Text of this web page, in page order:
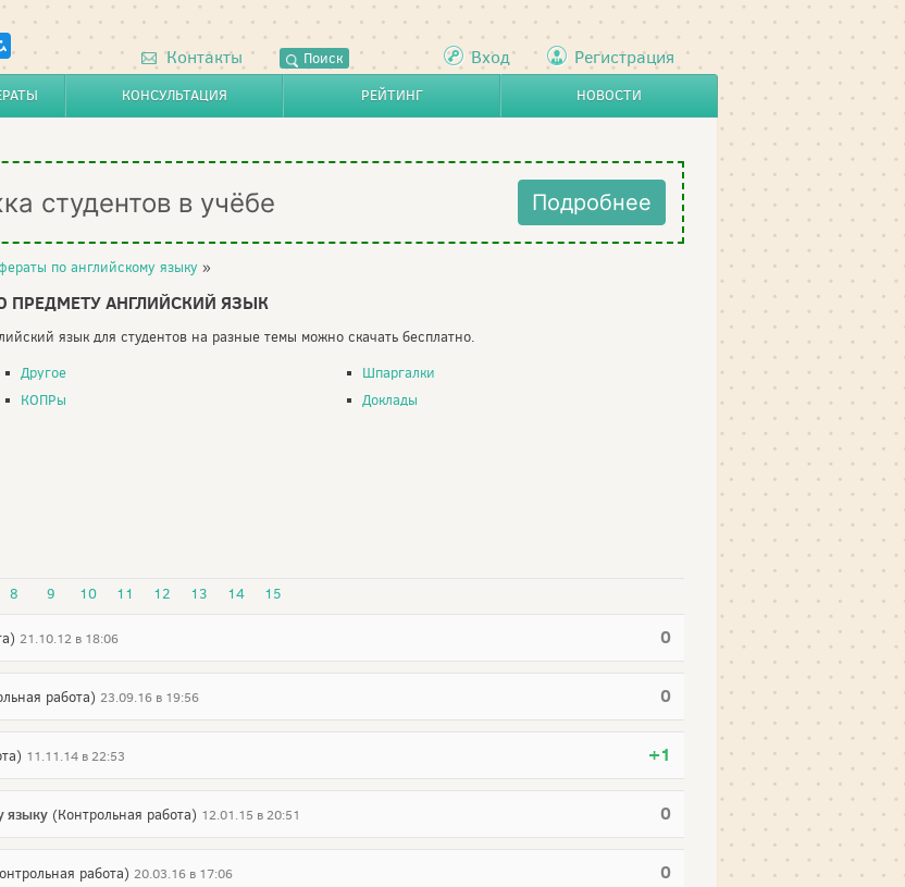
Контакты Поиск Вход Регистрация
КОНСУЛЬТАЦИЯ РЕЙТИНГ НОВОСТИ
студентов в учёбе Подробнее
по английскому языку »
ПРЕДМЕТУ АНГЛИЙСКИЙ ЯЗЫК
язык для студентов на разные темы можно скачать бесплатно.
Другое
Шпаргалки
КОПРы
Доклады
8 9 10 11 12 13 14 15
0
21.10.12 в 18:06
0
работа) 23.09.16 в 19:56
+1
11.11.14 в 22:53
0
языку (Контрольная работа) 12.01.15 в 20:51
0
работа) 20.03.16 в 17:06